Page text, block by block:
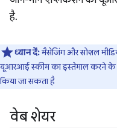
है.
ध्यान दें:मैसेजिंग और सोशल
यूआरआई स्कीम का इस्तेमाल करने के
किया जा सकता है
वेब शेयर